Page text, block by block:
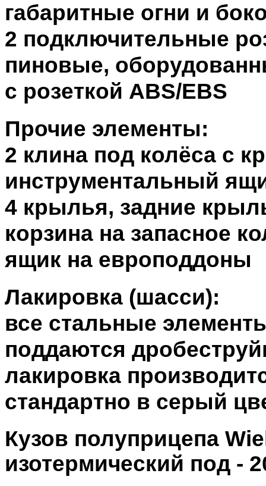
габаритные огни и
2 подключительные
пиновые,
с розеткой ABS/EBS
Прочие элементы:
2 клина под колёса с
инструментальный
4 крылья, задние
корзина на запасное
ящик на европоддоны
Лакировка (шасси):
все стальные
поддаются
лакировка
стандартно в серый
Кузов полуприцепа
изотермический под -